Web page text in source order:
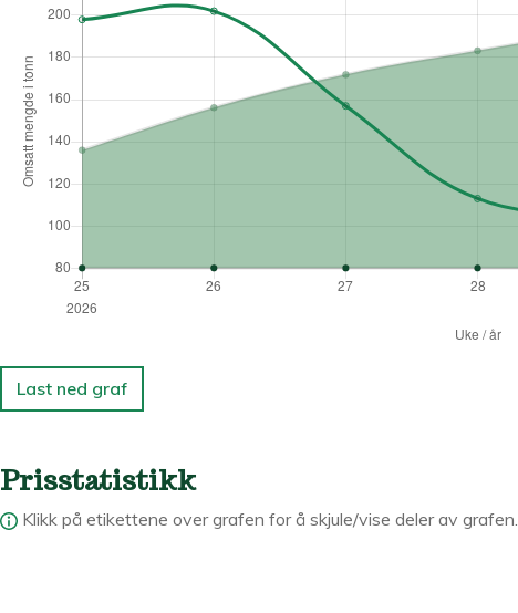
Last ned graf
Prisstatistikk
Klikk på etikettene over grafen for å skjule/vise deler av grafen.